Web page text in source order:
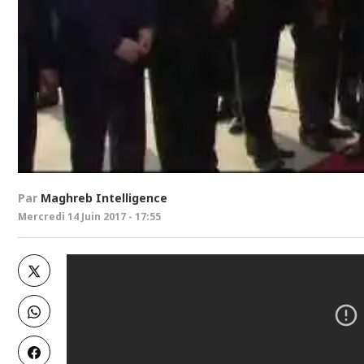
Par Maghreb Intelligence
Mercredi 14 Juin 2017 - 17:55